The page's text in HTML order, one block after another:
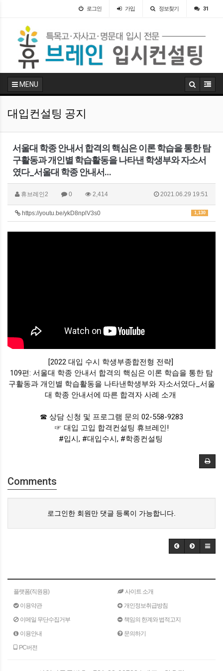
로그인 가입 정보찾기 31
MENU
대입컨설팅 공지
서울대 학종 안내서 합격의 핵심은 이론 학습을 통한 탐
구활동과 개인별 학습활동을 나타낸 학생부와 자소서
였다_서울대 학종 안내서…
휴브레인2 0 2,414 2021.06.29 19:51
1,130
https://youtu.be/ykD8nplV3s0
[2022 대입 수시 학생부종합전형 전략]
109편: 서울대 학종 안내서 합격의 핵심은 이론 학습을 통한 탐
구활동과 개인별 학습활동을 나타낸학생부와 자소서였다_서울
대 학종 안내서에 따른 합격자 사례 소개
☎ 상담 신청 및 프로그램 문의 02-558-9283
#입시, #대입수시, #학종컨설팅
Comments
로그인한 회원만 댓글 등록이 가능합니다.
플랫폼(직원용)
사이트 소개
이용약관
개인정보취급방침
이메일 무단수집거부
책임의 한계와 법적고지
이용안내
문의하기
PC버전